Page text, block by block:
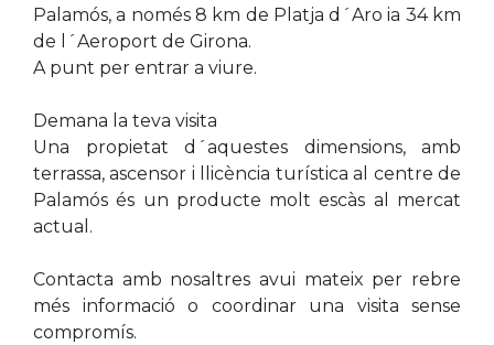
Palamós, a només 8 km de Platja d´Aro ia 34 km
de l´Aeroport de Girona.
A punt per entrar a viure.
Demana la teva visita
Una propietat d´aquestes dimensions, amb
terrassa, ascensor i llicència turística al centre de
Palamós és un producte molt escàs al mercat
actual.
Contacta amb nosaltres avui mateix per rebre
més informació o coordinar una visita sense
compromís.